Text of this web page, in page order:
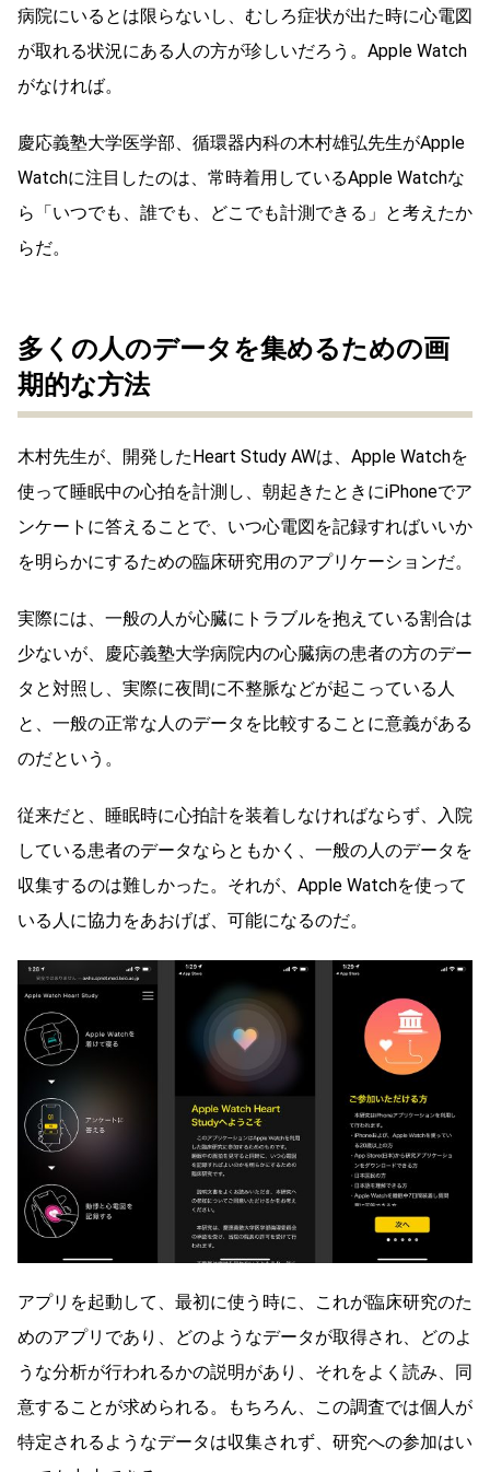
病院にいるとは限らないし、むしろ症状が出た時に心電図
が取れる状況にある人の方が珍しいだろう。Apple Watch
がなければ。
慶応義塾大学医学部、循環器内科の木村雄弘先生がApple
Watchに注目したのは、常時着用しているApple Watchな
ら「いつでも、誰でも、どこでも計測できる」と考えたか
らだ。
多くの人のデータを集めるための画
期的な方法
木村先生が、開発したHeart Study AWは、Apple Watchを
使って睡眠中の心拍を計測し、朝起きたときにiPhoneでア
ンケートに答えることで、いつ心電図を記録すればいいか
を明らかにするための臨床研究用のアプリケーションだ。
実際には、一般の人が心臓にトラブルを抱えている割合は
少ないが、慶応義塾大学病院内の心臓病の患者の方のデー
タと対照し、実際に夜間に不整脈などが起こっている人
と、一般の正常な人のデータを比較することに意義がある
のだという。
従来だと、睡眠時に心拍計を装着しなければならず、入院
している患者のデータならともかく、一般の人のデータを
収集するのは難しかった。それが、Apple Watchを使って
いる人に協力をあおげば、可能になるのだ。
アプリを起動して、最初に使う時に、これが臨床研究のた
めのアプリであり、どのようなデータが取得され、どのよ
うな分析が行われるかの説明があり、それをよく読み、同
意することが求められる。もちろん、この調査では個人が
特定されるようなデータは収集されず、研究への参加はい